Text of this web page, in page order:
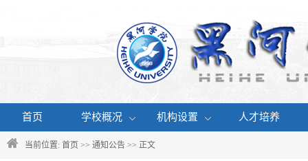
首页 学校概况 机构设置 人才培养
当前位置: 首页 >> 通知公告 >> 正文